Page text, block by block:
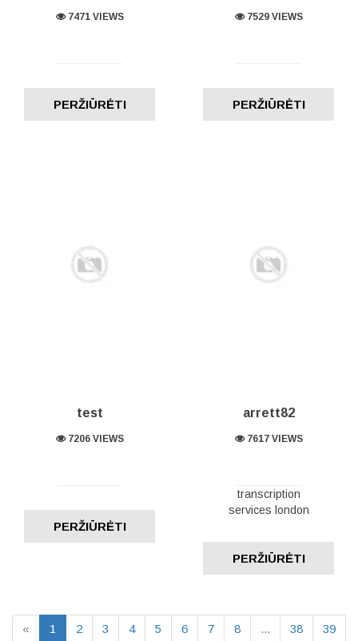
7471 VIEWS
PERŽIŪRĖTI
7529 VIEWS
PERŽIŪRĖTI
test
7206 VIEWS
PERŽIŪRĖTI
arrett82
7617 VIEWS
transcription
services london
PERŽIŪRĖTI
« 1 2 3 4 5 6 7 8 ... 38 39